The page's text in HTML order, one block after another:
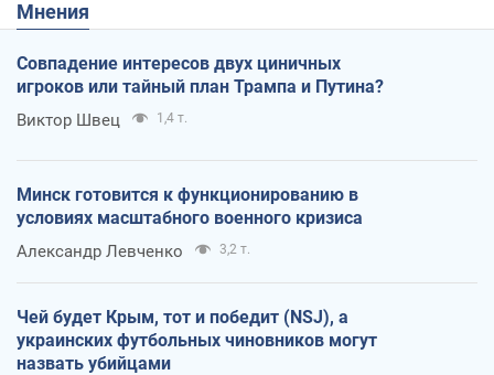
Мнения
Совпадение интересов двух циничных
игроков или тайный план Трампа и Путина?
Виктор Швец 1,4 т.
Минск готовится к функционированию в
условиях масштабного военного кризиса
Александр Левченко 3,2 т.
Чей будет Крым, тот и победит (NSJ), а
украинских футбольных чиновников могут
назвать убийцами